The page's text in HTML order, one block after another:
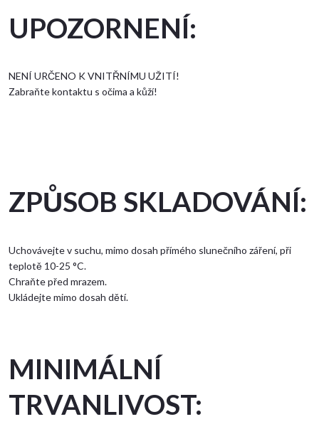
UPOZORNENÍ:
NENÍ URČENO K VNITŘNÍMU UŽITÍ!
Zabraňte kontaktu s očima a kůží!
ZPŮSOB SKLADOVÁNÍ:
Uchovávejte v suchu, mimo dosah přímého slunečního záření, při
teplotě 10-25 °C.
Chraňte před mrazem.
Ukládejte mimo dosah dětí.
MINIMÁLNÍ
TRVANLIVOST: